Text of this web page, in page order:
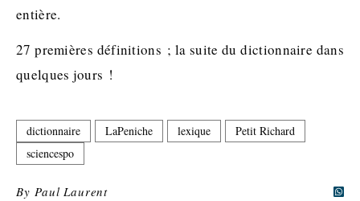
entière.
27 premières définitions ; la suite du dictionnaire dans
quelques jours !
dictionnaire LaPeniche lexique
Petit Richard
sciencespo
ByPaul Laurent